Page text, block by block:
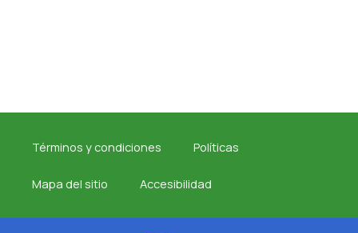
Términos y condiciones Políticas
Mapa del sitio Accesibilidad